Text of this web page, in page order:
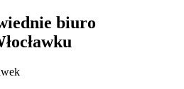
biuro